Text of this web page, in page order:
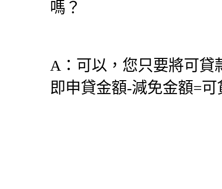
嗎？
A：可以，您只要將可貸
即申貸金額-減免金額=可